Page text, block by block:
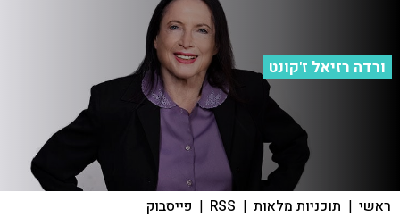
ורדה רזיאל ז'קונט
ראשי | תוכניות מלאות |
RSS
| פייסבוק